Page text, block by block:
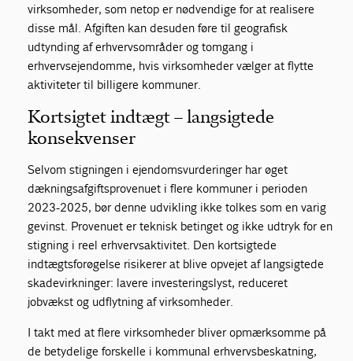
virksomheder, som netop er nødvendige for at realisere
disse mål. Afgiften kan desuden føre til geografisk
udtynding af erhvervsområder og tomgang i
erhvervsejendomme, hvis virksomheder vælger at flytte
aktiviteter til billigere kommuner.
Kortsigtet indtægt – langsigtede
konsekvenser
Selvom stigningen i ejendomsvurderinger har øget
dækningsafgiftsprovenuet i flere kommuner i perioden
2023-2025, bør denne udvikling ikke tolkes som en varig
gevinst. Provenuet er teknisk betinget og ikke udtryk for en
stigning i reel erhvervsaktivitet. Den kortsigtede
indtægtsforøgelse risikerer at blive opvejet af langsigtede
skadevirkninger: lavere investeringslyst, reduceret
jobvækst og udflytning af virksomheder.
I takt med at flere virksomheder bliver opmærksomme på
de betydelige forskelle i kommunal erhvervsbeskatning,